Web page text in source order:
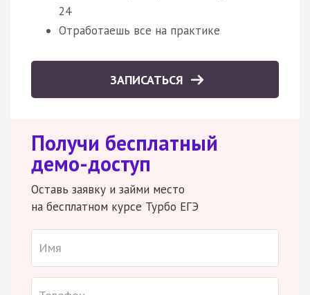
24
Отработаешь все на практике
ЗАПИСАТЬСЯ
Получи бесплатный
демо-доступ
Оставь заявку и займи место
на бесплатном курсе Турбо ЕГЭ